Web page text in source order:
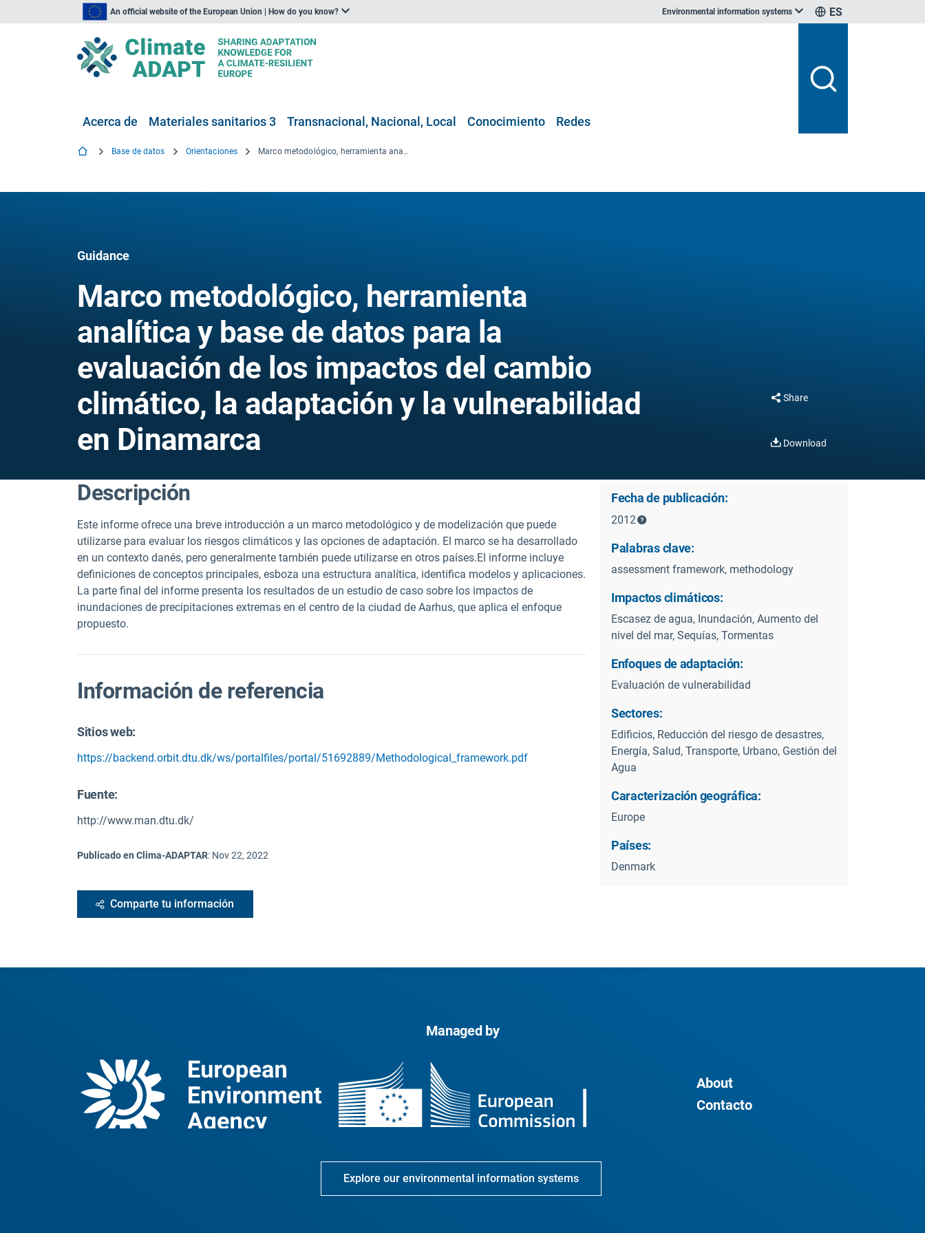
An official website of the European Union | How do you know? Environmental information systems ES
Acerca de Materiales sanitarios 3 Transnacional, Nacional, Local Conocimiento Redes
Base de datos Orientaciones Marco metodológico, herramienta analítica y base de datos para la evaluación de los impactos del cambio climático, la adaptación y la vulnerabilidad en Dinamarca
Guidance
Marco metodológico, herramienta
analítica y base de datos para la
evaluación de los impactos del cambio
climático, la adaptación y la vulnerabilidad
en Dinamarca
Share
Download
Descripción
Este informe ofrece una breve introducción a un marco metodológico y de modelización que puede
utilizarse para evaluar los riesgos climáticos y las opciones de adaptación. El marco se ha desarrollado
en un contexto danés, pero generalmente también puede utilizarse en otros países.El informe incluye
definiciones de conceptos principales, esboza una estructura analítica, identifica modelos y aplicaciones.
La parte final del informe presenta los resultados de un estudio de caso sobre los impactos de
inundaciones de precipitaciones extremas en el centro de la ciudad de Aarhus, que aplica el enfoque
propuesto.
Información de referencia
Sitios web:
https://backend.orbit.dtu.dk/ws/portalfiles/portal/51692889/Methodological_framework.pdf
Fuente:
http://www.man.dtu.dk/
Publicado en Clima-ADAPTAR: Nov 22, 2022
Comparte tu información
Fecha de publicación:
2012
Palabras clave:
assessment framework, methodology
Impactos climáticos:
Escasez de agua, Inundación, Aumento del
nivel del mar, Sequías, Tormentas
Enfoques de adaptación:
Evaluación de vulnerabilidad
Sectores:
Edificios, Reducción del riesgo de desastres,
Energía, Salud, Transporte, Urbano, Gestión del
Agua
Caracterización geográfica:
Europe
Países:
Denmark
Managed by
About
Contacto
Explore our environmental information systems